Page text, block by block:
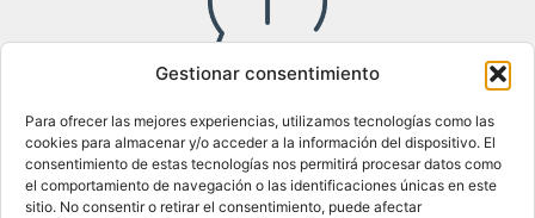
Gestionar consentimiento
Para ofrecer las mejores experiencias, utilizamos tecnologías como las
cookies para almacenar y/o acceder a la información del dispositivo. El
consentimiento de estas tecnologías nos permitirá procesar datos como
el comportamiento de navegación o las identificaciones únicas en este
sitio. No consentir o retirar el consentimiento, puede afectar
Access to the internal information channel
WHERE WE ARE